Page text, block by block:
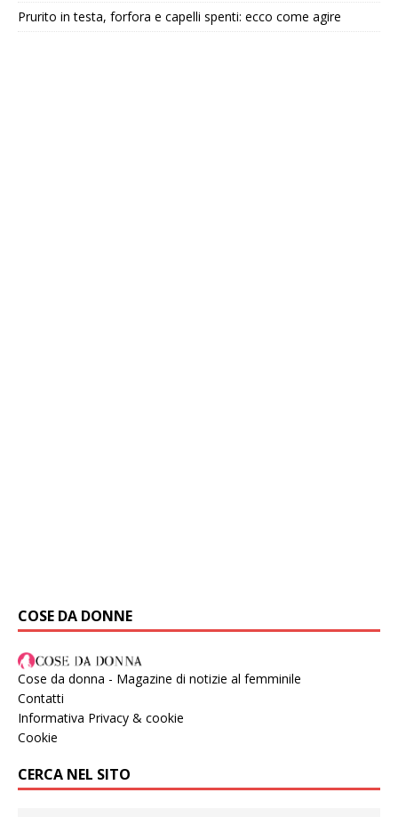
Prurito in testa, forfora e capelli spenti: ecco come agire
COSE DA DONNE
Cose da donna - Magazine di notizie al femminile
Contatti
Informativa Privacy & cookie
Cookie
CERCA NEL SITO